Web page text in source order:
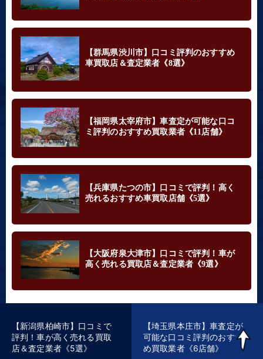
【群馬県渋川市】口コミ評判のおすすめ
車買取店＆査定業者《8選》
【福岡県太宰府市】車査定が可能な口コ
ミ評判のおすすめ買取業者《11店舗》
【兵庫県たつの市】口コミで評判！高く
売れるおすすめ車買取店舗《5選》
【大阪府泉大津市】口コミで評判！車が
高く売れる買取店＆査定業者《9選》
【埼玉県本庄市】車査定が
可能な口コミ評判のおすす
め買取業者《6店舗》
【新潟県柏崎市】口コミで
評判！車が高く売れる買取
店＆査定業者《5選》